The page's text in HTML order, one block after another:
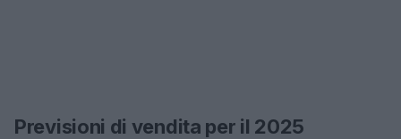
Previsioni di vendita per il 2025